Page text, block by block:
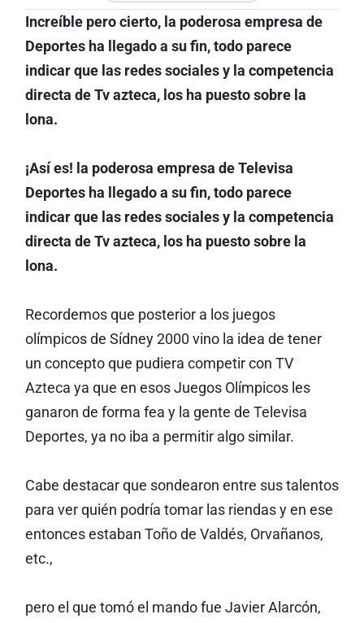
Increíble pero cierto, la poderosa empresa de
Deportes ha llegado a su fin, todo parece
indicar que las redes sociales y la competencia
directa de Tv azteca, los ha puesto sobre la
lona.
¡Así es! la poderosa empresa de Televisa
Deportes ha llegado a su fin, todo parece
indicar que las redes sociales y la competencia
directa de Tv azteca, los ha puesto sobre la
lona.
Recordemos que posterior a los juegos
olímpicos de Sídney 2000 vino la idea de tener
un concepto que pudiera competir con TV
Azteca ya que en esos Juegos Olímpicos les
ganaron de forma fea y la gente de Televisa
Deportes, ya no iba a permitir algo similar.
Cabe destacar que sondearon entre sus talentos
para ver quién podría tomar las riendas y en ese
entonces estaban Toño de Valdés, Orvañanos,
etc.,
pero el que tomó el mando fue Javier Alarcón,